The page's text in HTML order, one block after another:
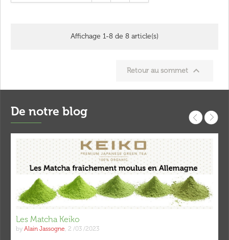
Affichage 1-8 de 8 article(s)
Retour au sommet 
De notre blog
Les Matcha Keiko
by Alain Jassogne, 2 /03 /2023